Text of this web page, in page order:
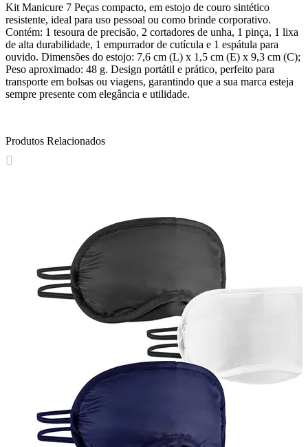
Kit Manicure 7 Peças compacto, em estojo de couro sintético
resistente, ideal para uso pessoal ou como brinde corporativo.
Contém: 1 tesoura de precisão, 2 cortadores de unha, 1 pinça, 1 lixa
de alta durabilidade, 1 empurrador de cutícula e 1 espátula para
ouvido. Dimensões do estojo: 7,6 cm (L) x 1,5 cm (E) x 9,3 cm (C);
Peso aproximado: 48 g. Design portátil e prático, perfeito para
transporte em bolsas ou viagens, garantindo que a sua marca esteja
sempre presente com elegância e utilidade.
Produtos Relacionados